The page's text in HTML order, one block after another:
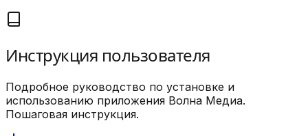
Инструкция пользователя
Подробное руководство по установке и
использованию приложения Волна Медиа.
Пошаговая инструкция.